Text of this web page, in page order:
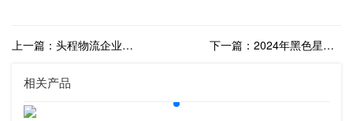
上一篇：头程物流企业如何打造业务增长第二曲线？代理海外仓了解一下 下一篇：2024年黑色星期五来临，如何通过海外仓实现供应链优化？
相关产品